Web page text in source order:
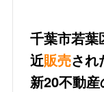
千葉市若葉
近販売され
新20不動産